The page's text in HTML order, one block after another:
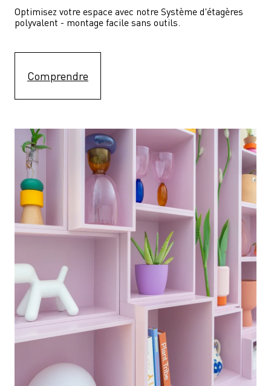
Optimisez votre espace avec notre Système d'étagères
polyvalent - montage facile sans outils.
Comprendre